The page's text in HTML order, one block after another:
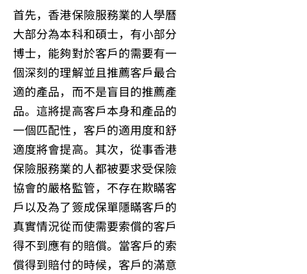
首先，香港保險服務業的人學曆
大部分為本科和碩士，有小部分
博士，能夠對於客戶的需要有一
個深刻的理解並且推薦客戶最合
適的產品，而不是盲目的推薦產
品。這將提高客戶本身和產品的
一個匹配性，客戶的適用度和舒
適度將會提高。其次，從事香港
保險服務業的人都被要求受保險
協會的嚴格監管，不存在欺瞞客
戶以及為了簽成保單隱瞞客戶的
真實情況從而使需要索償的客戶
得不到應有的賠償。當客戶的索
償得到賠付的時候，客戶的滿意